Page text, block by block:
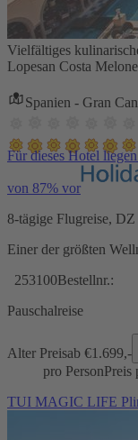
Vielfältiges
Lopesan Costa
Spanien - Gran
Für dieses Hotel
von 87% vor
8-tägige Flugreise,
Einer der größten
253100Bestellnr.:
Pauschalreise
Alter Preisab €1.699,-
pro PersonPreis
TUI MAGIC LIFE